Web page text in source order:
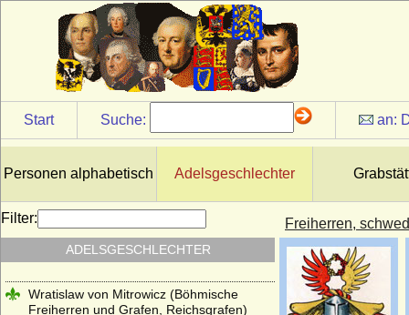
Start Suche: an:
Personen alphabetisch Adelsgeschlechter
Freiherren,
Filter:
ADELSGESCHLECHTER
Reichsgrafen)
Windisch-Graetz
Winterfeld (Familie von Winterfeld)
Wittelsbacher
Wobeser (Herren von Wobeser)
Wolff-Metternich
Wrangel (Herren, Freiherren und Grafen
von Wrangel)
Wratislaw von Mitrowicz (Böhmische
Freiherren und Grafen, Reichsgrafen)